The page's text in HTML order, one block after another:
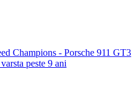
Champions - Porsche 911 GT3
peste 9 ani